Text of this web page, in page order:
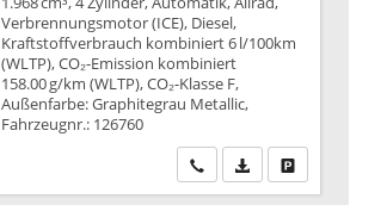
Verbrennungsmotor (ICE), Diesel,
Kraftstoffverbrauch kombiniert 6 l/100km
(WLTP), CO₂-Emission kombiniert
158.00 g/km (WLTP), CO₂-Klasse F,
Außenfarbe: Graphitegrau Metallic,
Fahrzeugnr.: 126760
Wir rufen Sie an
PDF-Datei,Drucken,